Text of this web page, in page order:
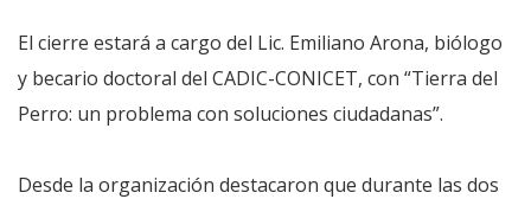
El cierre estará a cargo del Lic. Emiliano Arona, biólogo
y becario doctoral del CADIC-CONICET, con “Tierra del
Perro: un problema con soluciones ciudadanas”.
Desde la organización destacaron que durante las dos